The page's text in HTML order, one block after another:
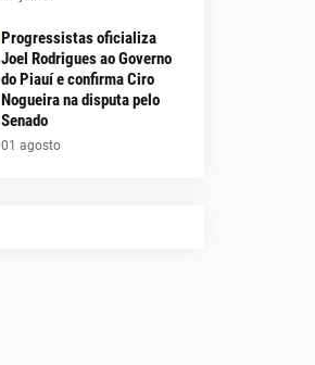
Progressistas oficializa
Joel Rodrigues ao Governo
do Piauí e confirma Ciro
Nogueira na disputa pelo
Senado
01 agosto